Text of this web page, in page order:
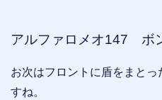
アルファロメオ147 ボ
お次はフロントに盾をまと
すね。